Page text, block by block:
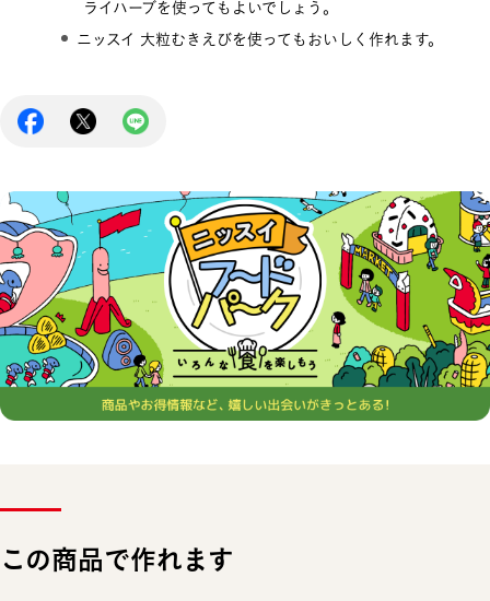
ライハーブを使ってもよいでしょう。
ニッスイ 大粒むきえびを使ってもおいしく作れます。
この商品で作れます